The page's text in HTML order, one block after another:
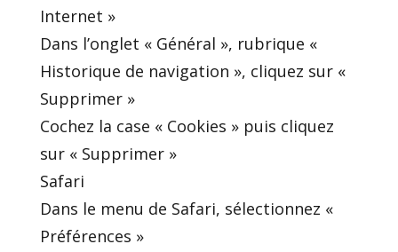
Internet »
Dans l’onglet « Général », rubrique «
Historique de navigation », cliquez sur «
Supprimer »
Cochez la case « Cookies » puis cliquez
sur « Supprimer »
Safari
Dans le menu de Safari, sélectionnez «
Préférences »